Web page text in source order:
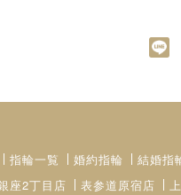
指輪一覧 婚約指輪 結婚指
座2丁目店 表参道原宿店